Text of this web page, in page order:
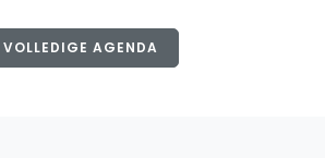
VOLLEDIGE AGENDA